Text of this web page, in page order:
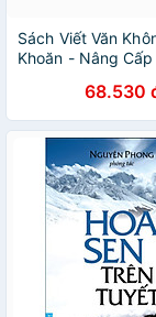
Sách Viết Văn
Khoăn - Nâng
68.530